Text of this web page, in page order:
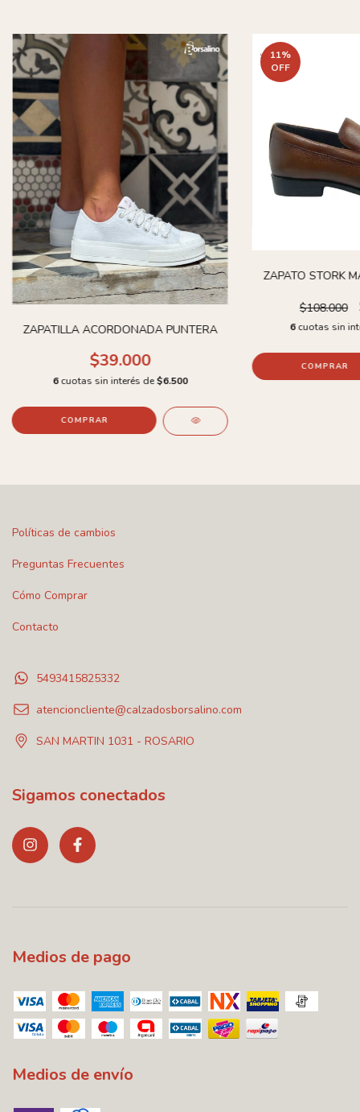
ZAPATILLA ACORDONADA PUNTERA
$39.000
6 cuotas sin interés de$6.500
COMPRAR
11%
OFF
ZAPATO STORK
$108.000
6 cuotas sin
COMPRAR
Políticas de cambios
Preguntas Frecuentes
Cómo Comprar
Contacto
5493415825332
atencioncliente@calzadosborsalino.com
SAN MARTIN 1031 - ROSARIO
Sigamos conectados
Medios de pago
Medios de envío